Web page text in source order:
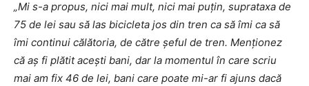
„Mi s-a propus, nici mai mult, nici mai puțin, suprataxa de
75 de lei sau să las bicicleta jos din tren ca să îmi ca să
îmi continui călătoria, de către șeful de tren. Menționez
că aș fi plătit acești bani, dar la momentul în care scriu
mai am fix 46 de lei, bani care poate mi-ar fi ajuns dacă